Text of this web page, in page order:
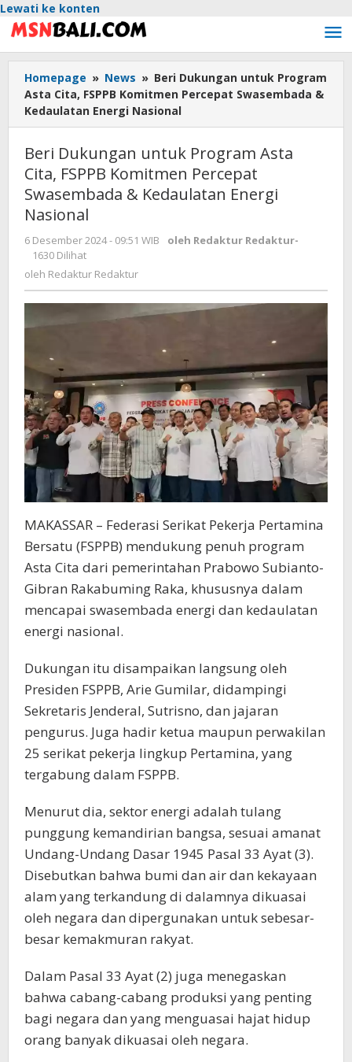
Lewati ke konten
Homepage » News » Beri Dukungan untuk Program
Asta Cita, FSPPB Komitmen Percepat Swasembada &
Kedaulatan Energi Nasional
Beri Dukungan untuk Program Asta
Cita, FSPPB Komitmen Percepat
Swasembada & Kedaulatan Energi
Nasional
6 Desember 2024 - 09:51 WIB oleh Redaktur Redaktur-
1630 Dilihat
oleh Redaktur Redaktur
MAKASSAR – Federasi Serikat Pekerja Pertamina
Bersatu (FSPPB) mendukung penuh program
Asta Cita dari pemerintahan Prabowo Subianto-
Gibran Rakabuming Raka, khususnya dalam
mencapai swasembada energi dan kedaulatan
energi nasional.
Dukungan itu disampaikan langsung oleh
Presiden FSPPB, Arie Gumilar, didampingi
Sekretaris Jenderal, Sutrisno, dan jajaran
pengurus. Juga hadir ketua maupun perwakilan
25 serikat pekerja lingkup Pertamina, yang
tergabung dalam FSPPB.
Menurut dia, sektor energi adalah tulang
punggung kemandirian bangsa, sesuai amanat
Undang-Undang Dasar 1945 Pasal 33 Ayat (3).
Disebutkan bahwa bumi dan air dan kekayaan
alam yang terkandung di dalamnya dikuasai
oleh negara dan dipergunakan untuk sebesar-
besar kemakmuran rakyat.
Dalam Pasal 33 Ayat (2) juga menegaskan
bahwa cabang-cabang produksi yang penting
bagi negara dan yang menguasai hajat hidup
orang banyak dikuasai oleh negara.